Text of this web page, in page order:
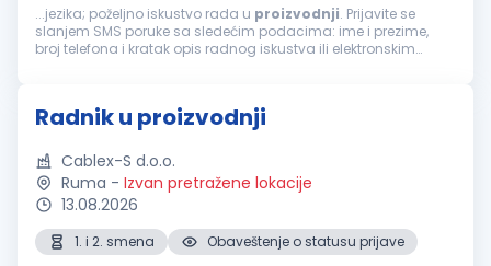
...jezika; poželjno iskustvo rada u proizvodnji. Prijavite se
slanjem SMS poruke sa sledećim podacima: ime i prezime,
broj telefona i kratak opis radnog iskustva ili elektronskim
Radnik u proizvodnji
Cablex-S d.o.o.
Ruma - Izvan pretražene lokacije
13.08.2026
1. i 2. smena
Obaveštenje o statusu prijave